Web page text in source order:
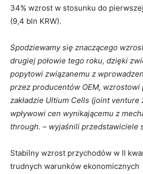
34% wzrost w stosunku do
(9,4 bln KRW).
Spodziewamy się znaczącego
drugiej połowie tego roku, dzięki
popytowi związanemu z
przez producentów OEM, wzrostowi
zakładzie Ultium Cells (joint venture
wpływowi cen wynikającemu z
through. – wyjaśnili przedstawiciele
Stabilny wzrost przychodów w II
trudnych warunków ekonomicznych